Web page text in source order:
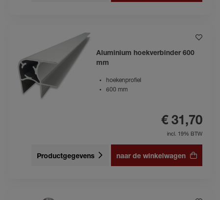
Aluminium hoekverbinder 600
mm
hoekenprofiel
600 mm
€ 31,70
incl. 19% BTW
Productgegevens naar de winkelwagen